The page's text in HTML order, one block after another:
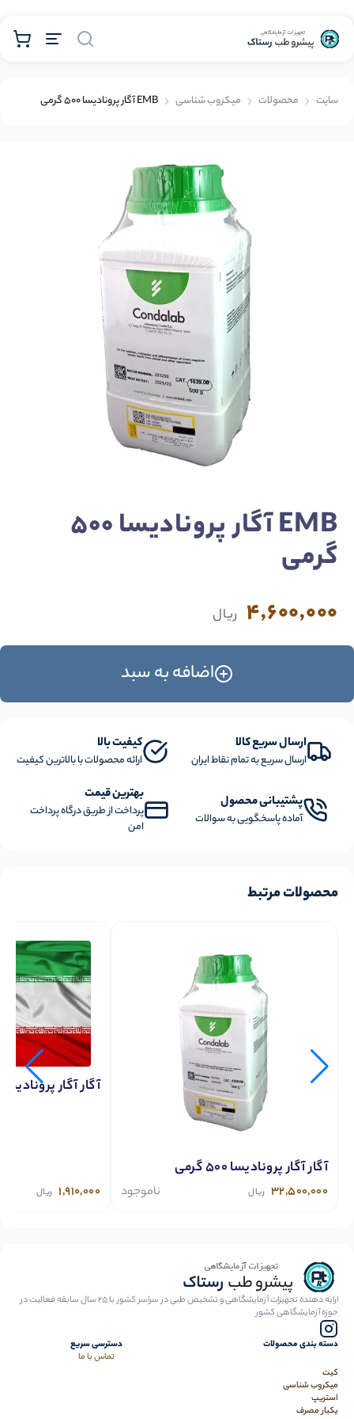
سايت محصولات میکروب شناسی EMB آگار پرونادیسا 500 گرمی
EMB آگار پرونادیسا 500
گرمی
4,600,000 ریال
اضافه به سبد
ارسال سریع کالا
ارسال سریع به تمام نقاط ایران
کیفیت بالا
ارائه محصولات با بالاترین کیفیت
پشتیبانی محصول
آماده پاسخگویی به سوالات
بهترین قیمت
پرداخت از طریق درگاه پرداخت
امن
محصولات مرتبط
آگار آگار پرونادیسا 500 گرمی
32,500,000 ریال ناموجود
آگار آگار پرونادیسا 100 گرمی
1,910,000 ریال
ارایه دهنده تجهیزات آزمایشگاهی و تشخیص طبی در سراسر کشور با 25 سال سابقه فعالیت در
حوزه آزمایشگاهی کشور
دسته بندی محصولات
کیت
میکروب شناسی
استریپ
یکبار مصرف
دسترسی سریع
تماس با ما